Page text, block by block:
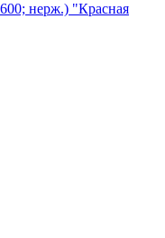
нерж.) "Красная